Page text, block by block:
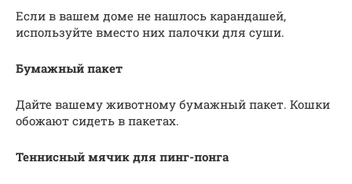
Если в вашем доме не нашлось карандашей,
используйте вместо них палочки для суши.
Бумажный пакет
Дайте вашему животному бумажный пакет. Кошки
обожают сидеть в пакетах.
Теннисный мячик для пинг-понга